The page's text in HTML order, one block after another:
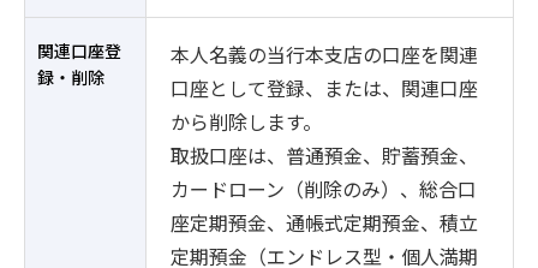
関連口座登
録・削除
本人名義の当行本支店の口座を関連
口座として登録、または、関連口座
から削除します。
取扱口座は、普通預金、貯蓄預金、
カードローン（削除のみ）、総合口
座定期預金、通帳式定期預金、積立
定期預金（エンドレス型・個人満期